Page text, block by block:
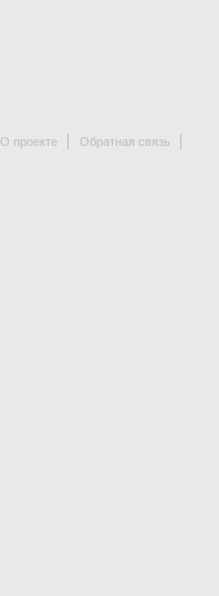
О проекте Обратная связь